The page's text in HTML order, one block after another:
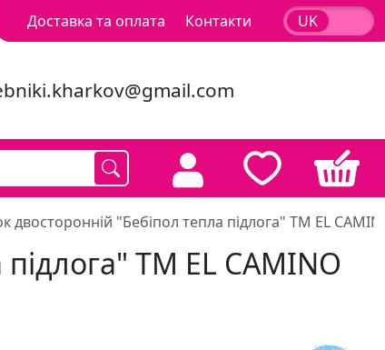
Доставка та оплата Контакти UK
"Бебіпол тепла підлога" ТМ EL
ТМ EL CAMINO